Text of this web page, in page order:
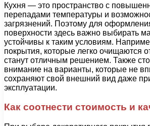
Кухня — это пространство с
перепадами температуры и
загрязнений. Поэтому для
поверхности здесь важно выбирать
устойчивы к таким условиям.
покрытия, которые легко очищаются
станут отличным решением. Также
внимание на варианты, которые не
сохраняют свой внешний вид даже
эксплуатации.
Как соотнести стоимость и